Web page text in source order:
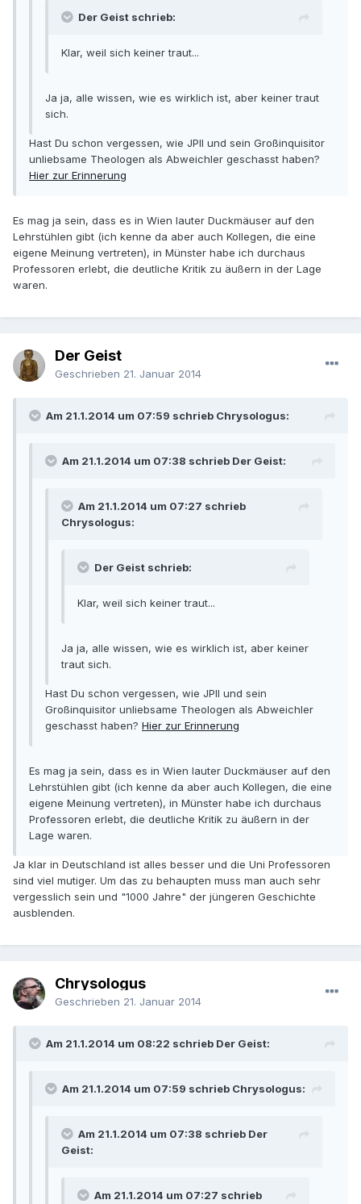
Der Geist schrieb:
Klar, weil sich keiner traut...
Ja ja, alle wissen, wie es wirklich ist, aber keiner traut
sich.
Hast Du schon vergessen, wie JPII und sein Großinquisitor
unliebsame Theologen als Abweichler geschasst haben?
Hier zur Erinnerung
Es mag ja sein, dass es in Wien lauter Duckmäuser auf den
Lehrstühlen gibt (ich kenne da aber auch Kollegen, die eine
eigene Meinung vertreten), in Münster habe ich durchaus
Professoren erlebt, die deutliche Kritik zu äußern in der Lage
waren.
Der Geist
Geschrieben 21. Januar 2014
Am 21.1.2014 um 07:59 schrieb Chrysologus:
Am 21.1.2014 um 07:38 schrieb Der Geist:
Am 21.1.2014 um 07:27 schrieb
Chrysologus:
Der Geist schrieb:
Klar, weil sich keiner traut...
Ja ja, alle wissen, wie es wirklich ist, aber keiner
traut sich.
Hast Du schon vergessen, wie JPII und sein
Großinquisitor unliebsame Theologen als Abweichler
geschasst haben? Hier zur Erinnerung
Es mag ja sein, dass es in Wien lauter Duckmäuser auf den
Lehrstühlen gibt (ich kenne da aber auch Kollegen, die eine
eigene Meinung vertreten), in Münster habe ich durchaus
Professoren erlebt, die deutliche Kritik zu äußern in der
Lage waren.
Ja klar in Deutschland ist alles besser und die Uni Professoren
sind viel mutiger. Um das zu behaupten muss man auch sehr
vergesslich sein und "1000 Jahre" der jüngeren Geschichte
ausblenden.
Chrysologus
Geschrieben 21. Januar 2014
Am 21.1.2014 um 08:22 schrieb Der Geist:
Am 21.1.2014 um 07:59 schrieb Chrysologus:
Am 21.1.2014 um 07:38 schrieb Der
Geist:
Am 21.1.2014 um 07:27 schrieb